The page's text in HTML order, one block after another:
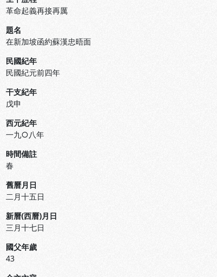
革命起義再接再厲
題名
在新加坡函約蘇漢忠晤面
民國紀年
民國紀元前四年
干支紀年
戊申
西元紀年
一九○八年
時間備註
春
舊曆月日
二月十五日
新曆(西曆)月日
三月十七日
國父年歲
43